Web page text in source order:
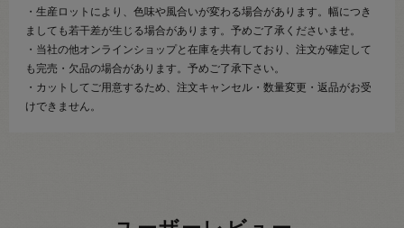
・生産ロットにより、色味や風合いが変わる場合があります。幅につき
ましても若干差が生じる場合があります。予めご了承くださいませ。
・当社の他オンラインショップと在庫を共有しており、注文が確定して
も完売・欠品の場合があります。予めご了承下さい。
・カットしてご用意するため、注文キャンセル・数量変更・返品がお受
けできません。